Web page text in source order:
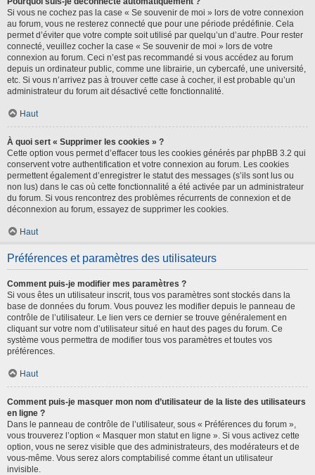
Si vous ne cochez pas la case « Se souvenir de moi » lors de votre connexion
au forum, vous ne resterez connecté que pour une période prédéfinie. Cela
permet d’éviter que votre compte soit utilisé par quelqu’un d’autre. Pour rester
connecté, veuillez cocher la case « Se souvenir de moi » lors de votre
connexion au forum. Ceci n’est pas recommandé si vous accédez au forum
depuis un ordinateur public, comme une librairie, un cybercafé, une université,
etc. Si vous n’arrivez pas à trouver cette case à cocher, il est probable qu’un
administrateur du forum ait désactivé cette fonctionnalité.
Haut
À quoi sert « Supprimer les cookies » ?
Cette option vous permet d’effacer tous les cookies générés par phpBB 3.2 qui
conservent votre authentification et votre connexion au forum. Les cookies
permettent également d’enregistrer le statut des messages (s’ils sont lus ou
non lus) dans le cas où cette fonctionnalité a été activée par un administrateur
du forum. Si vous rencontrez des problèmes récurrents de connexion et de
déconnexion au forum, essayez de supprimer les cookies.
Haut
Préférences et paramètres des utilisateurs
Comment puis-je modifier mes paramètres ?
Si vous êtes un utilisateur inscrit, tous vos paramètres sont stockés dans la
base de données du forum. Vous pouvez les modifier depuis le panneau de
contrôle de l’utilisateur. Le lien vers ce dernier se trouve généralement en
cliquant sur votre nom d’utilisateur situé en haut des pages du forum. Ce
système vous permettra de modifier tous vos paramètres et toutes vos
préférences.
Haut
Comment puis-je masquer mon nom d’utilisateur de la liste des utilisateurs
en ligne ?
Dans le panneau de contrôle de l’utilisateur, sous « Préférences du forum »,
vous trouverez l’option « Masquer mon statut en ligne ». Si vous activez cette
option, vous ne serez visible que des administrateurs, des modérateurs et de
vous-même. Vous serez alors comptabilisé comme étant un utilisateur
invisible.